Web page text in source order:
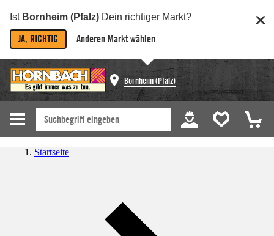
Ist Bornheim (Pfalz) Dein richtiger Markt?
JA, RICHTIG Anderen Markt wählen
Bornheim (Pfalz)
Startseite